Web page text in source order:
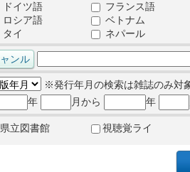
ドイツ語
フランス語
ロシア語
ベトナム
タイ
ネパール
※発行年月の検索は雑誌のみ対
年
月から 年
県立図書館 視聴覚ライ